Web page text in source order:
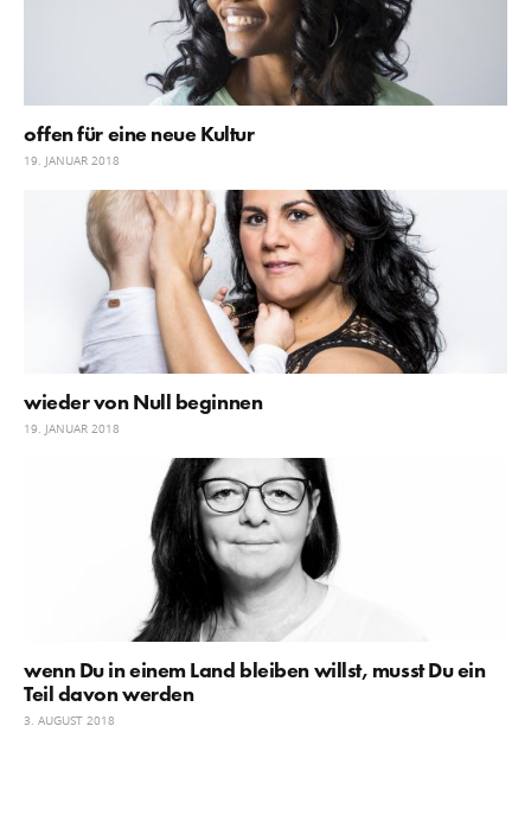
offen für eine neue Kultur
19. JANUAR 2018
wieder von Null beginnen
19. JANUAR 2018
wenn Du in einem Land bleiben willst, musst Du ein
Teil davon werden
3. AUGUST 2018